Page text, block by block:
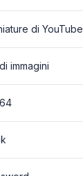
di YouTube
immagini